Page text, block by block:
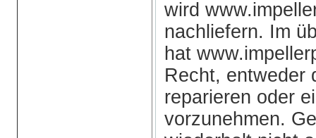
wird
nachliefern. Im
hat
Recht, entweder
reparieren oder
vorzunehmen.